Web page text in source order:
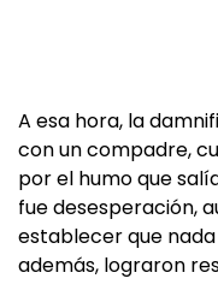
A esa hora, la
con un compadre,
por el humo que
fue desesperación,
establecer que
además, lograron